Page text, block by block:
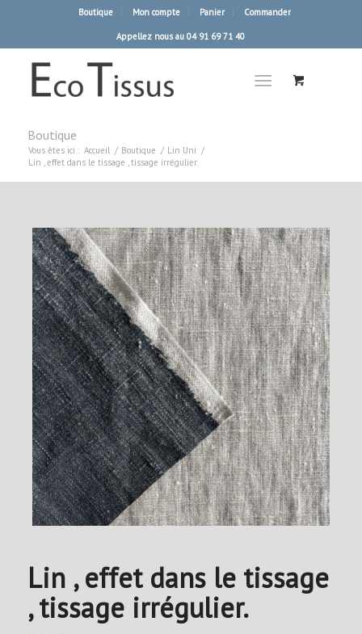
Boutique Mon compte Panier Commander
Appellez nous au 04 91 69 71 40
Boutique
Vous êtes ici : Accueil / Boutique / Lin Uni /
Lin , effet dans le tissage , tissage irrégulier.
Lin , effet dans le tissage
, tissage irrégulier.